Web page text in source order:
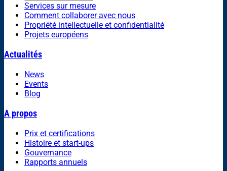
Services sur mesure
Comment collaborer avec nous
Propriété intellectuelle et confidentialité
Projets européens
Actualités
News
Events
Blog
A propos
Prix et certifications
Histoire et start-ups
Gouvernance
Rapports annuels